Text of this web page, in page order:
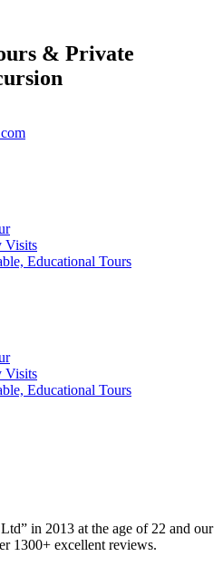
& Private
Visits
Educational Tours
Visits
Educational Tours
in 2013 at the age of 22 and our
1300+ excellent reviews.